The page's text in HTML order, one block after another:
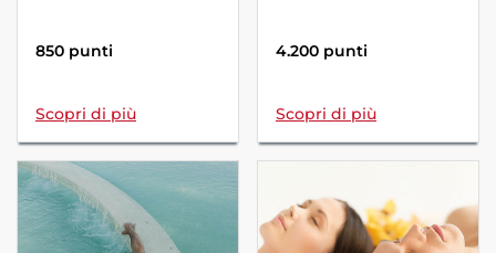
850 punti
Scopri di più
4.200 punti
Scopri di più